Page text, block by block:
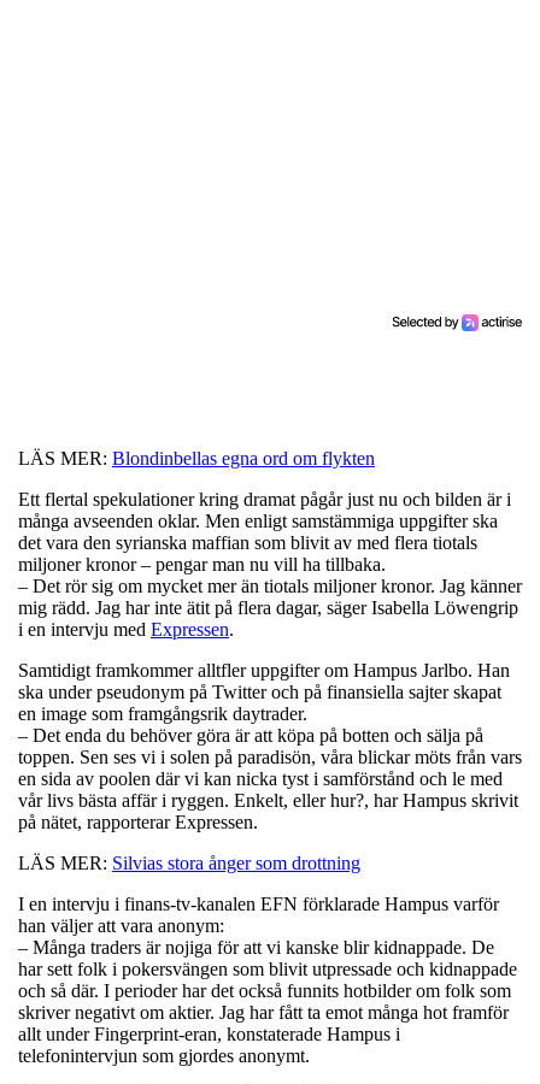
LÄS MER: Blondinbellas egna ord om flykten
Ett flertal spekulationer kring dramat pågår just nu och bilden är i
många avseenden oklar. Men enligt samstämmiga uppgifter ska
det vara den syrianska maffian som blivit av med flera tiotals
miljoner kronor – pengar man nu vill ha tillbaka.
– Det rör sig om mycket mer än tiotals miljoner kronor. Jag känner
mig rädd. Jag har inte ätit på flera dagar, säger Isabella Löwengrip
i en intervju med Expressen.
Samtidigt framkommer alltfler uppgifter om Hampus Jarlbo. Han
ska under pseudonym på Twitter och på finansiella sajter skapat
en image som framgångsrik daytrader.
– Det enda du behöver göra är att köpa på botten och sälja på
toppen. Sen ses vi i solen på paradisön, våra blickar möts från vars
en sida av poolen där vi kan nicka tyst i samförstånd och le med
vår livs bästa affär i ryggen. Enkelt, eller hur?, har Hampus skrivit
på nätet, rapporterar Expressen.
LÄS MER: Silvias stora ånger som drottning
I en intervju i finans-tv-kanalen EFN förklarade Hampus varför
han väljer att vara anonym:
– Många traders är nojiga för att vi kanske blir kidnappade. De
har sett folk i pokersvängen som blivit utpressade och kidnappade
och så där. I perioder har det också funnits hotbilder om folk som
skriver negativt om aktier. Jag har fått ta emot många hot framför
allt under Fingerprint-eran, konstaterade Hampus i
telefonintervjun som gjordes anonymt.